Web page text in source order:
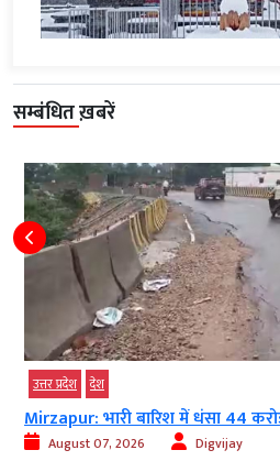
सम्बंधित ख़बरें
उत्तर प्रदेश देश
Mirzapur: भारी बारिश में धंसा 44
August 07, 2026 Digvijay